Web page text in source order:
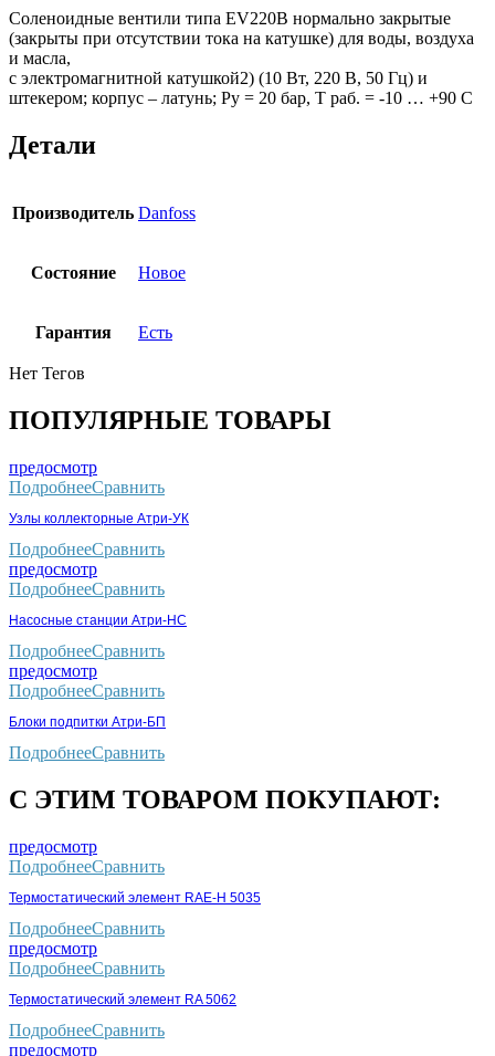
Соленоидные вентили типа EV220B нормально закрытые
(закрыты при отсутствии тока на катушке) для воды, воздуха
и масла,
с электромагнитной катушкой2) (10 Вт, 220 В, 50 Гц) и
штекером; корпус – латунь; Ру = 20 бар, Т раб. = -10 … +90 С
Детали
Производитель Danfoss
Состояние Новое
Гарантия Есть
Нет Тегов
ПОПУЛЯРНЫЕ ТОВАРЫ
предосмотр
ПодробнееСравнить
Узлы коллекторные Атри-УК
ПодробнееСравнить
предосмотр
ПодробнееСравнить
Насосные станции Атри-НС
ПодробнееСравнить
предосмотр
ПодробнееСравнить
Блоки подпитки Атри-БП
ПодробнееСравнить
С ЭТИМ ТОВАРОМ ПОКУПАЮТ:
предосмотр
ПодробнееСравнить
Термостатический элемент RAE-H 5035
ПодробнееСравнить
предосмотр
ПодробнееСравнить
Термостатический элемент RA 5062
ПодробнееСравнить
предосмотр